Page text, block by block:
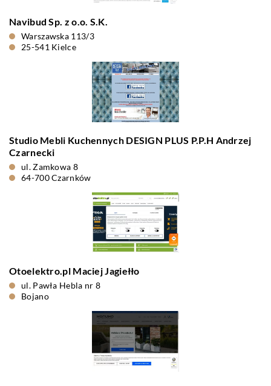
Navibud Sp. z o.o. S.K.
Warszawska 113/3
25-541 Kielce
Studio Mebli Kuchennych DESIGN PLUS P.P.H Andrzej
Czarnecki
ul. Zamkowa 8
64-700 Czarnków
Otoelektro.pl Maciej Jagiełło
ul. Pawła Hebla nr 8
Bojano